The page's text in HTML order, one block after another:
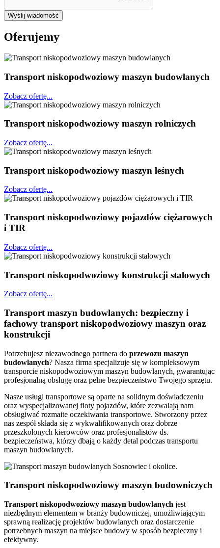
Wyślij wiadomość
Oferujemy
Transport niskopodwoziowy maszyn budowlanych
Zobacz ofertę...
Transport niskopodwoziowy maszyn rolniczych
Zobacz ofertę...
Transport niskopodwoziowy maszyn leśnych
Zobacz ofertę...
Transport niskopodwoziowy pojazdów ciężarowych
i TIR
Zobacz ofertę...
Transport niskopodwoziowy konstrukcji stalowych
Zobacz ofertę...
Transport maszyn budowlanych: bezpieczny i
fachowy transport niskopodwoziowy maszyn oraz
konstrukcji
Potrzebujesz niezawodnego partnera do przewozu maszyn
budowlanych? Nasza firma specjalizuje się w kompleksowym
transporcie niskopodwoziowym maszyn budowlanych, gwarantując
profesjonalną obsługę oraz pełne bezpieczeństwo Twojego sprzętu.
Nasze usługi transportowe są oparte na solidnym doświadczeniu
oraz wyspecjalizowanej floty pojazdów, które zezwalają nam
obsługiwać rozmaite oczekiwania transportowe. Stworzony przez
nas zespół składa się z wykwalifikowanych oraz dobrze
przeszkolonych kierowców oraz profesjonalistów ds.
bezpieczeństwa, którzy dbają o każdy detal podczas transportu
maszyn budowlanych.
Transport niskopodwoziowy maszyn budowniczych
Transport niskopodwoziowy maszyn budowlanych jest
niezbędnym elementem w branży budowniczej, umożliwiającym
sprawną realizację projektów budowlanych oraz dostarczenie
potrzebnych maszyn na miejsce budowy w sposób bezpieczny i
efektywny.